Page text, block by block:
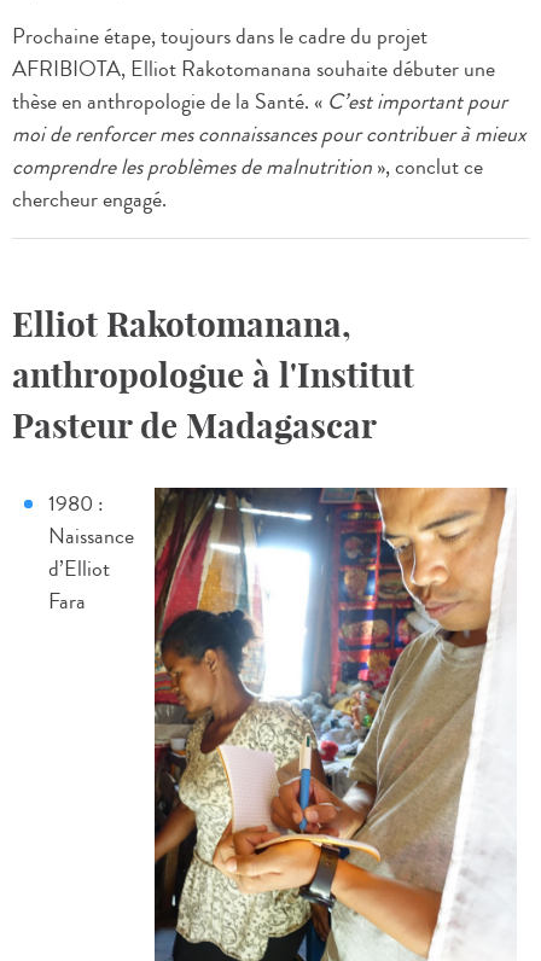
Prochaine étape, toujours dans le cadre du projet
AFRIBIOTA, Elliot Rakotomanana souhaite débuter une
thèse en anthropologie de la Santé. « C’est important pour
moi de renforcer mes connaissances pour contribuer à mieux
comprendre les problèmes de malnutrition», conclut ce
chercheur engagé.
Elliot Rakotomanana,
anthropologue à l'Institut
Pasteur de Madagascar
1980 :
Naissance
d’Elliot
Fara